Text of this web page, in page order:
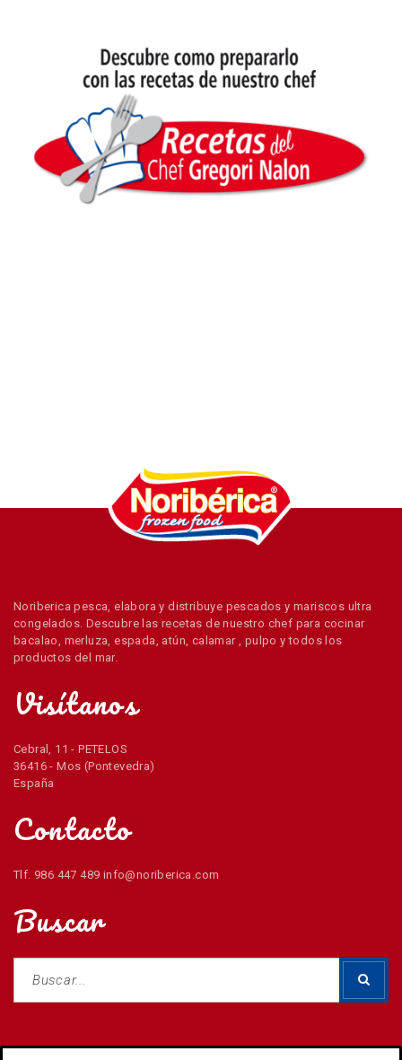
Noriberica pesca, elabora y distribuye pescados y mariscos ultra
congelados. Descubre las recetas de nuestro chef para cocinar
bacalao, merluza, espada, atún, calamar , pulpo y todos los
productos del mar.
Visítanos
Cebral, 11 - PETELOS
36416 - Mos (Pontevedra)
España
Contacto
Tlf. 986 447 489 info@noriberica.com
Buscar